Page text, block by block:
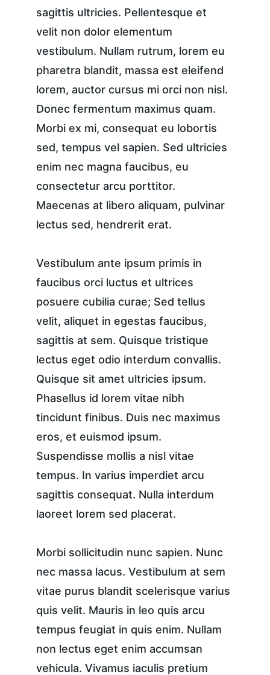
sagittis ultricies. Pellentesque et
velit non dolor elementum
vestibulum. Nullam rutrum, lorem eu
pharetra blandit, massa est eleifend
lorem, auctor cursus mi orci non nisl.
Donec fermentum maximus quam.
Morbi ex mi, consequat eu lobortis
sed, tempus vel sapien. Sed ultricies
enim nec magna faucibus, eu
consectetur arcu porttitor.
Maecenas at libero aliquam, pulvinar
lectus sed, hendrerit erat.
Vestibulum ante ipsum primis in
faucibus orci luctus et ultrices
posuere cubilia curae; Sed tellus
velit, aliquet in egestas faucibus,
sagittis at sem. Quisque tristique
lectus eget odio interdum convallis.
Quisque sit amet ultricies ipsum.
Phasellus id lorem vitae nibh
tincidunt finibus. Duis nec maximus
eros, et euismod ipsum.
Suspendisse mollis a nisl vitae
tempus. In varius imperdiet arcu
sagittis consequat. Nulla interdum
laoreet lorem sed placerat.
Morbi sollicitudin nunc sapien. Nunc
nec massa lacus. Vestibulum at sem
vitae purus blandit scelerisque varius
quis velit. Mauris in leo quis arcu
tempus feugiat in quis enim. Nullam
non lectus eget enim accumsan
vehicula. Vivamus iaculis pretium